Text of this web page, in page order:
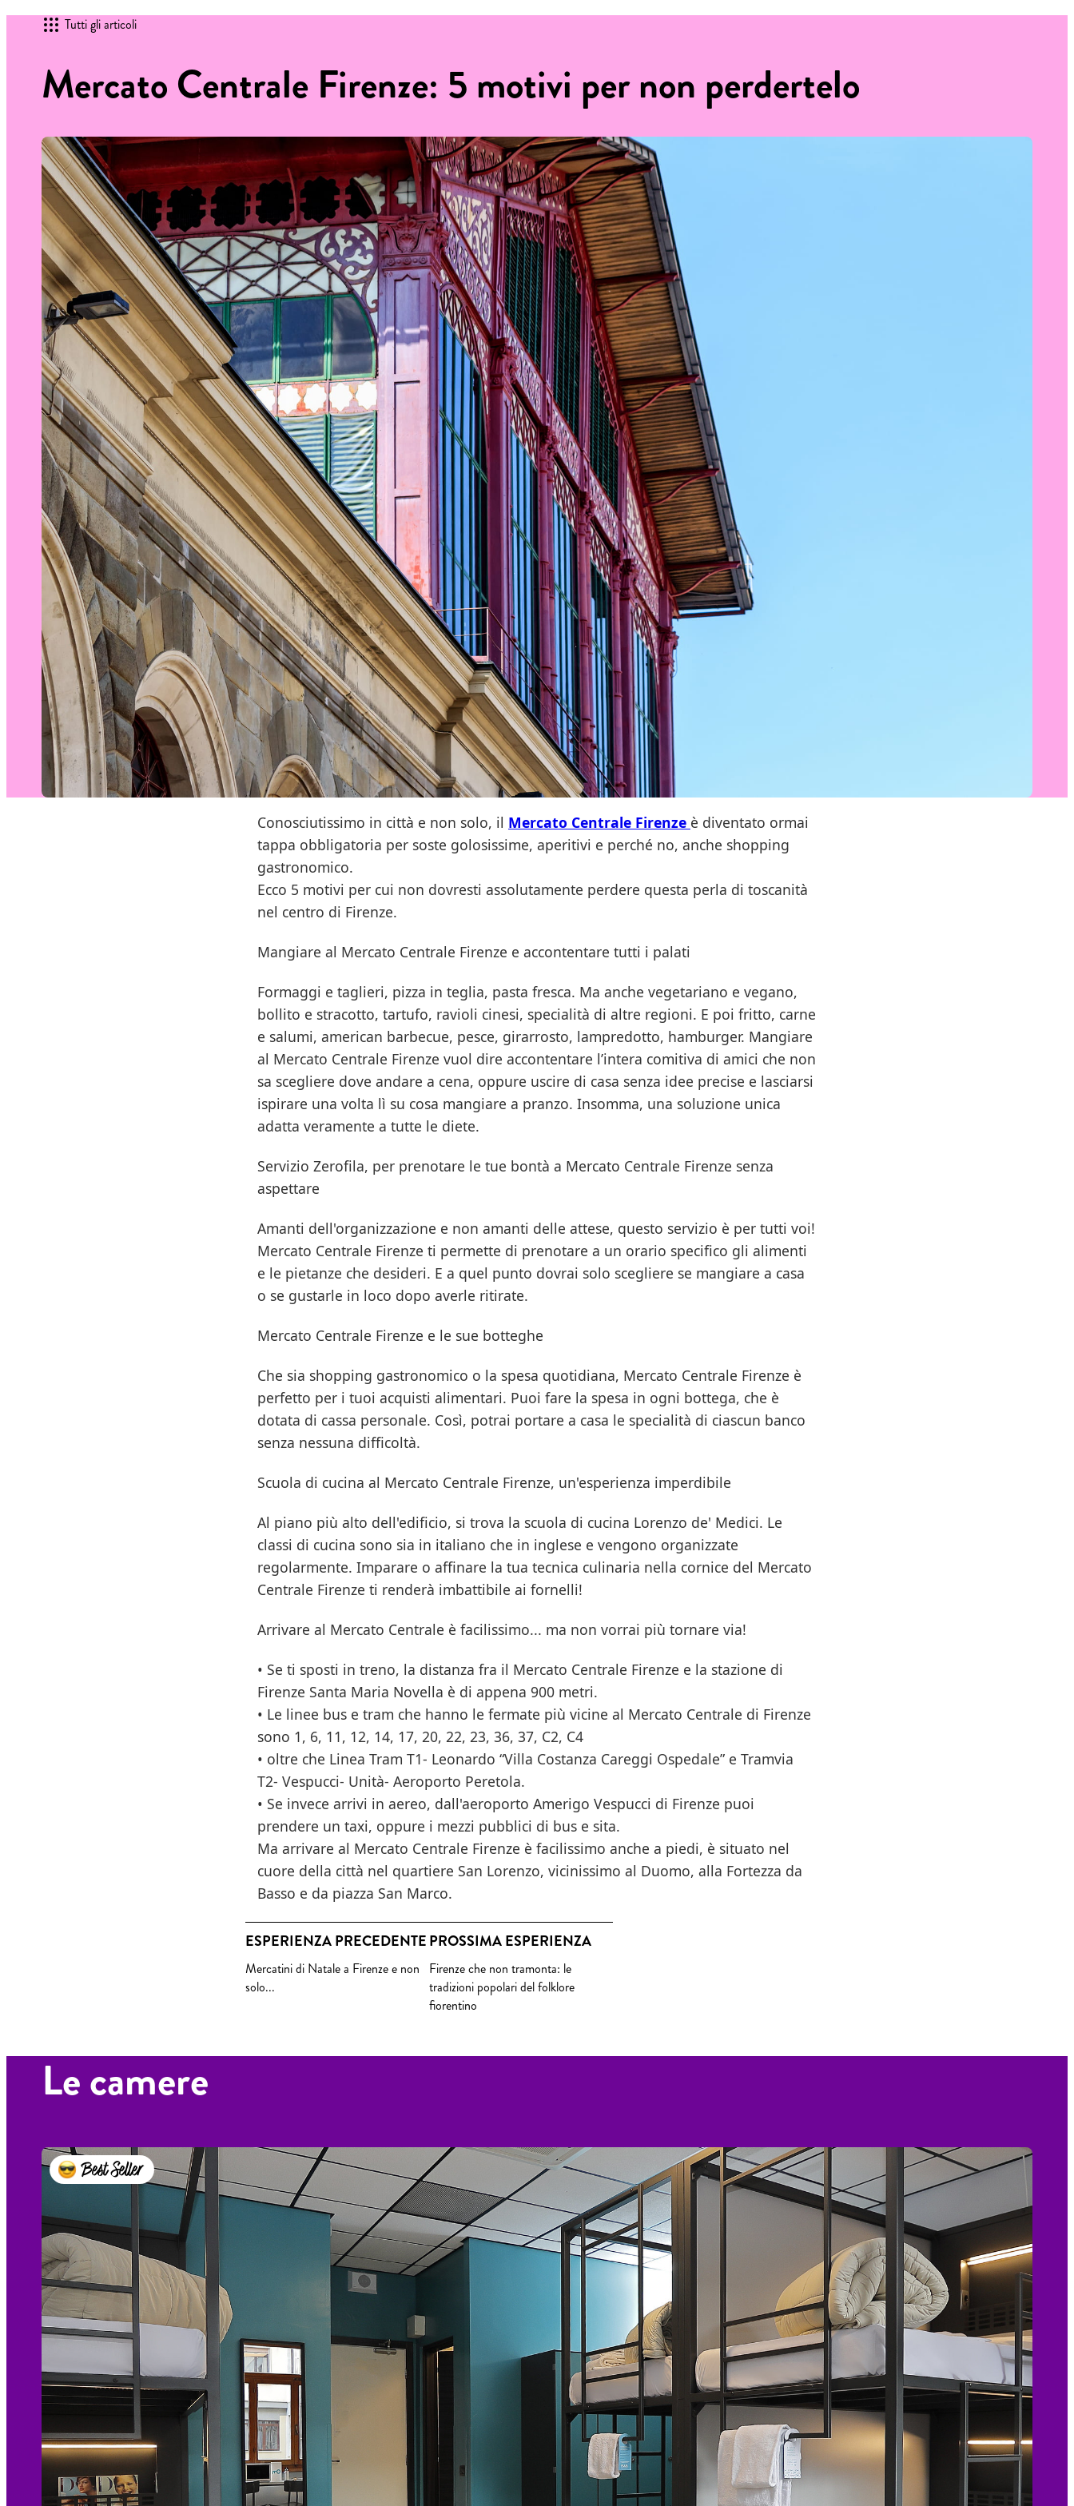
Tutti gli articoli
Mercato Centrale Firenze: 5 motivi per non perdertelo
Conosciutissimo in città e non solo, il Mercato Centrale Firenze è diventato ormai
tappa obbligatoria per soste golosissime, aperitivi e perché no, anche shopping
gastronomico.
Ecco 5 motivi per cui non dovresti assolutamente perdere questa perla di toscanità
nel centro di Firenze.
Mangiare al Mercato Centrale Firenze e accontentare tutti i palati
Formaggi e taglieri, pizza in teglia, pasta fresca. Ma anche vegetariano e vegano,
bollito e stracotto, tartufo, ravioli cinesi, specialità di altre regioni. E poi fritto, carne
e salumi, american barbecue, pesce, girarrosto, lampredotto, hamburger. Mangiare
al Mercato Centrale Firenze vuol dire accontentare l’intera comitiva di amici che non
sa scegliere dove andare a cena, oppure uscire di casa senza idee precise e lasciarsi
ispirare una volta lì su cosa mangiare a pranzo. Insomma, una soluzione unica
adatta veramente a tutte le diete.
Servizio Zerofila, per prenotare le tue bontà a Mercato Centrale Firenze senza
aspettare
Amanti dell'organizzazione e non amanti delle attese, questo servizio è per tutti voi!
Mercato Centrale Firenze ti permette di prenotare a un orario specifico gli alimenti
e le pietanze che desideri. E a quel punto dovrai solo scegliere se mangiare a casa
o se gustarle in loco dopo averle ritirate.
Mercato Centrale Firenze e le sue botteghe
Che sia shopping gastronomico o la spesa quotidiana, Mercato Centrale Firenze è
perfetto per i tuoi acquisti alimentari. Puoi fare la spesa in ogni bottega, che è
dotata di cassa personale. Così, potrai portare a casa le specialità di ciascun banco
senza nessuna difficoltà.
Scuola di cucina al Mercato Centrale Firenze, un'esperienza imperdibile
Al piano più alto dell'edificio, si trova la scuola di cucina Lorenzo de' Medici. Le
classi di cucina sono sia in italiano che in inglese e vengono organizzate
regolarmente. Imparare o affinare la tua tecnica culinaria nella cornice del Mercato
Centrale Firenze ti renderà imbattibile ai fornelli!
Arrivare al Mercato Centrale è facilissimo... ma non vorrai più tornare via!
• Se ti sposti in treno, la distanza fra il Mercato Centrale Firenze e la stazione di
Firenze Santa Maria Novella è di appena 900 metri.
• Le linee bus e tram che hanno le fermate più vicine al Mercato Centrale di Firenze
sono 1, 6, 11, 12, 14, 17, 20, 22, 23, 36, 37, C2, C4
• oltre che Linea Tram T1- Leonardo “Villa Costanza Careggi Ospedale” e Tramvia
T2- Vespucci- Unità- Aeroporto Peretola.
• Se invece arrivi in aereo, dall'aeroporto Amerigo Vespucci di Firenze puoi
prendere un taxi, oppure i mezzi pubblici di bus e sita.
Ma arrivare al Mercato Centrale Firenze è facilissimo anche a piedi, è situato nel
cuore della città nel quartiere San Lorenzo, vicinissimo al Duomo, alla Fortezza da
Basso e da piazza San Marco.
ESPERIENZA PRECEDENTE
Mercatini di Natale a Firenze e non
solo...
PROSSIMA ESPERIENZA
Firenze che non tramonta: le
tradizioni popolari del folklore
fiorentino
Le camere
Best Seller